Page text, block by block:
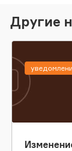
Другие